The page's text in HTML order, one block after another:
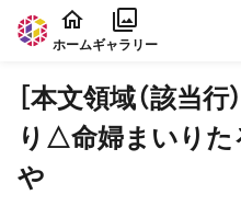
本文に飛ぶ
ホームギャラリー
［本文領域（該当
り△命婦まいりた
や